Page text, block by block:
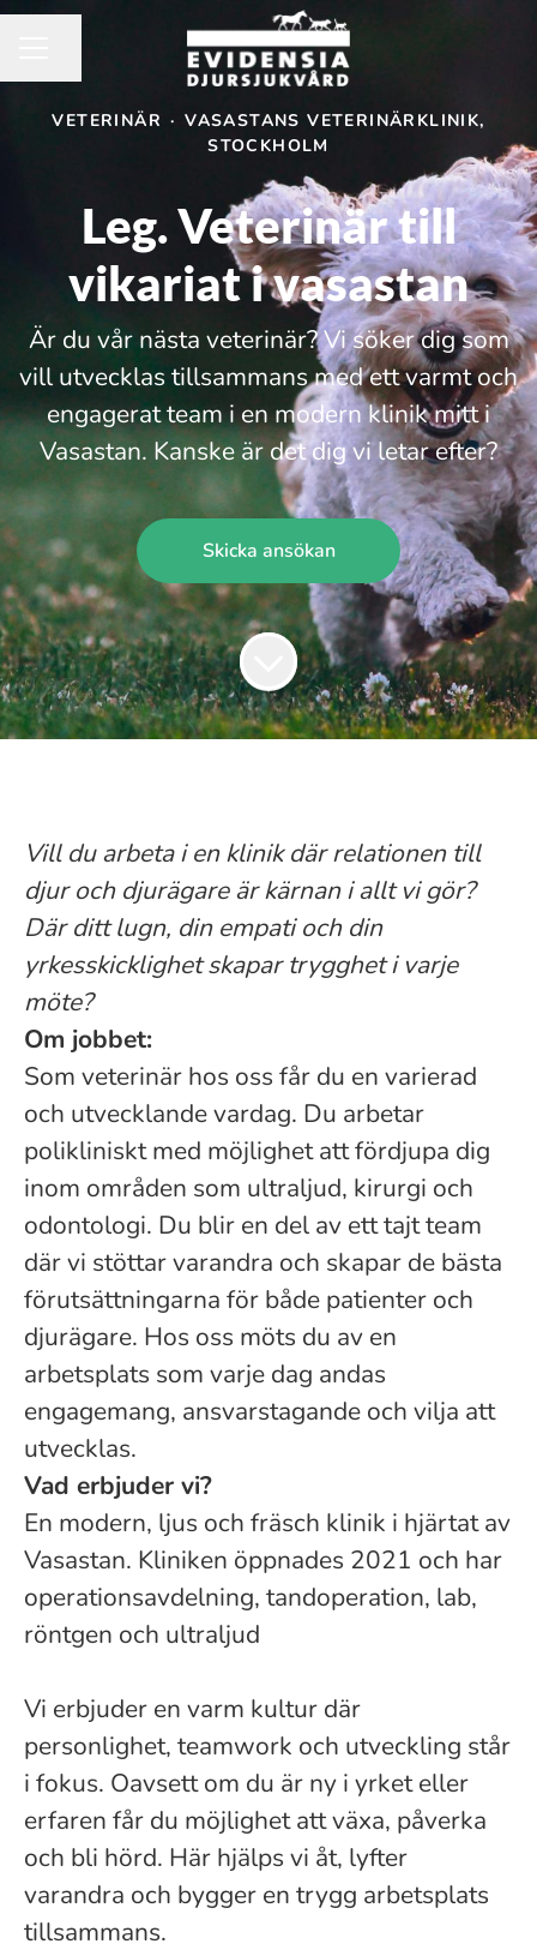
VETERINÄR · VASASTANS VETERINÄRKLINIK,
STOCKHOLM
Leg. Veterinär till
vikariat i vasastan
Är du vår nästa veterinär? Vi söker dig som
vill utvecklas tillsammans med ett varmt och
engagerat team i en modern klinik mitt i
Vasastan. Kanske är det dig vi letar efter?
Skicka ansökan
Vill du arbeta i en klinik där relationen till
djur och djurägare är kärnan i allt vi gör?
Där ditt lugn, din empati och din
yrkesskicklighet skapar trygghet i varje
möte?
Om jobbet:
Som veterinär hos oss får du en varierad
och utvecklande vardag. Du arbetar
polikliniskt med möjlighet att fördjupa dig
inom områden som ultraljud, kirurgi och
odontologi. Du blir en del av ett tajt team
där vi stöttar varandra och skapar de bästa
förutsättningarna för både patienter och
djurägare. Hos oss möts du av en
arbetsplats som varje dag andas
engagemang, ansvarstagande och vilja att
utvecklas.
Vad erbjuder vi?
En modern, ljus och fräsch klinik i hjärtat av
Vasastan. Kliniken öppnades 2021 och har
operationsavdelning, tandoperation, lab,
röntgen och ultraljud
Vi erbjuder en varm kultur där
personlighet, teamwork och utveckling står
i fokus. Oavsett om du är ny i yrket eller
erfaren får du möjlighet att växa, påverka
och bli hörd. Här hjälps vi åt, lyfter
varandra och bygger en trygg arbetsplats
tillsammans.